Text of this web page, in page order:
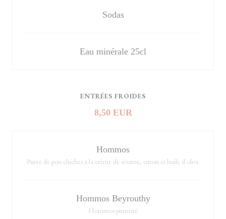
Sodas
Eau minérale 25cl
ENTRÉES FROIDES
8,50 EUR
Hommos
Purée de pois chiches à la crème de sésame, citron et huile d'olive
Hommos Beyrouthy
Hommos pimenté